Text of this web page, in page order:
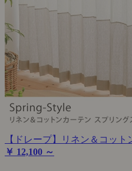
【ドレープ】リネン＆コット
￥ 12,100 ～